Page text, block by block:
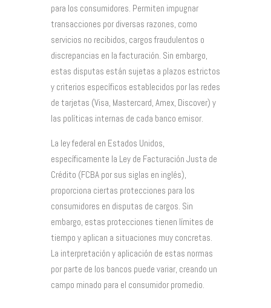
para los consumidores. Permiten impugnar
transacciones por diversas razones, como
servicios no recibidos, cargos fraudulentos o
discrepancias en la facturación. Sin embargo,
estas disputas están sujetas a plazos estrictos
y criterios específicos establecidos por las redes
de tarjetas (Visa, Mastercard, Amex, Discover) y
las políticas internas de cada banco emisor.
La ley federal en Estados Unidos,
específicamente la Ley de Facturación Justa de
Crédito (FCBA por sus siglas en inglés),
proporciona ciertas protecciones para los
consumidores en disputas de cargos. Sin
embargo, estas protecciones tienen límites de
tiempo y aplican a situaciones muy concretas.
La interpretación y aplicación de estas normas
por parte de los bancos puede variar, creando un
campo minado para el consumidor promedio.